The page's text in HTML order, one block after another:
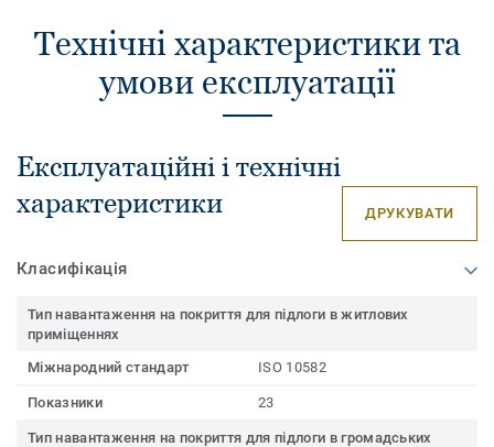
Технічні характеристики та
умови експлуатації
Експлуатаційні і технічні
характеристики
ДРУКУВАТИ
Класифікація
Тип навантаження на покриття для підлоги в житлових
приміщеннях
Міжнародний стандарт
ISO 10582
Показники 23
Тип навантаження на покриття для підлоги в громадських